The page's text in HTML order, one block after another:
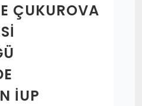
ÇUKUROVA
İUP